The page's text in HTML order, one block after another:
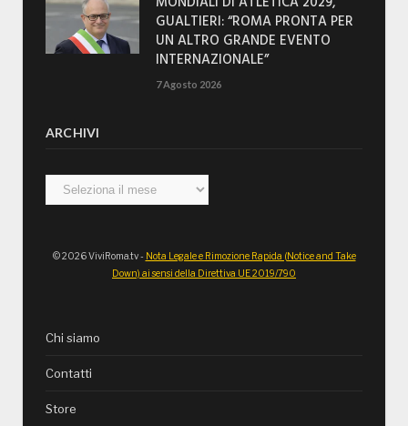
GUALTIERI: “ROMA PRONTA PER
UN ALTRO GRANDE EVENTO
INTERNAZIONALE”
7 Agosto 2026
ARCHIVI
Archivi
© 2026 ViviRoma.tv - Nota Legale e Rimozione Rapida (Notice and Take
Down) ai sensi della Direttiva UE 2019/790
Chi siamo
Contatti
Store